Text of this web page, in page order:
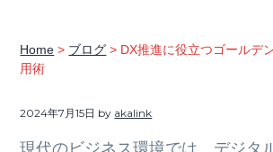
ご
と
サ
Home > ブログ > DX推進に役立つゴールデ
用術
2024年7月15日 by akalink
現代のビジネス環境では、デジタ